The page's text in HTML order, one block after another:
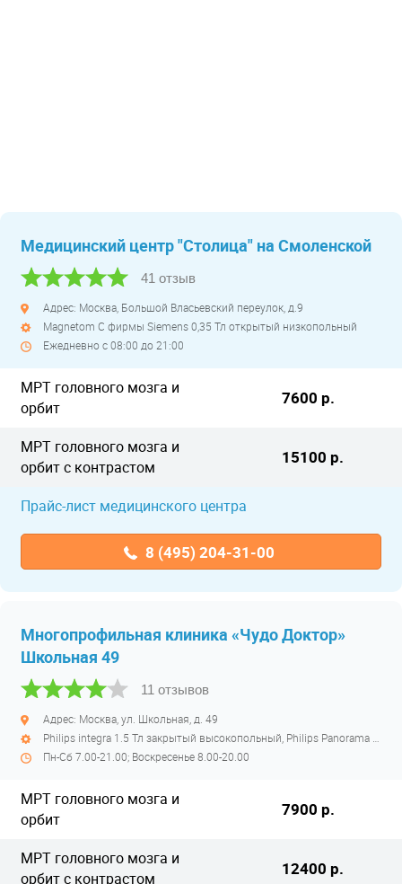
Медицинский центр "Столица" на Смоленской
41 отзыв
Адрес: Москва, Большой Власьевский переулок, д.9
Magnetom C фирмы Siemens 0,35 Тл открытый низкопольный
Ежедневно с 08:00 до 21:00
МРТ головного мозга и
орбит
7600 р.
МРТ головного мозга и
орбит с контрастом
15100 р.
Прайс-лист медицинского центра
8 (495) 204-31-00
Многопрофильная клиника «Чудо Доктор»
Школьная 49
11 отзывов
Адрес: Москва, ул. Школьная, д. 49
Пн-Сб 7.00-21.00; Воскресенье 8.00-20.00
МРТ головного мозга и
орбит
7900 р.
МРТ головного мозга и
орбит с контрастом
12400 р.